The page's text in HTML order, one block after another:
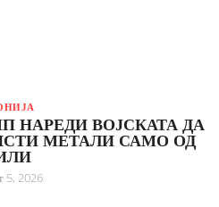
НАРЕДИ ВОЈСКАТА ДА
МЕТАЛИ САМО ОД
5, 2026